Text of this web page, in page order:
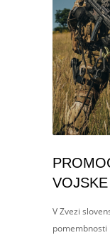
VOJSKE
V Zvezi
pomembnosti